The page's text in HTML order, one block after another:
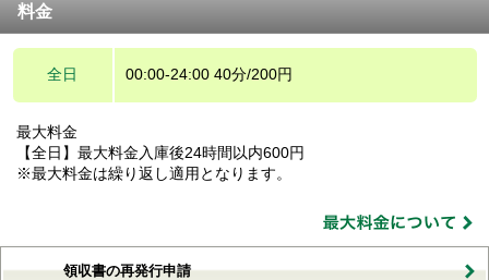
料金
全日 00:00-24:00 40分/200円
最大料金
【全日】最大料金入庫後24時間以内600円
※最大料金は繰り返し適用となります。
領収書の再発行申請